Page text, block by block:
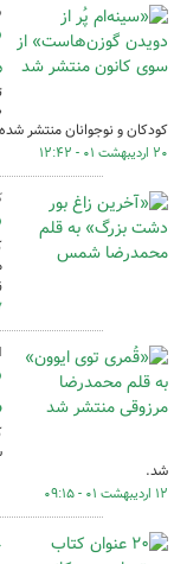
کودکان و نوجوانان منتشر
۲۰ اردیبهشت ۰۱ - ۱۲:۴۲
۱۷
شد.
۱۲ اردیبهشت ۰۱ - ۰۹:۱۵
۲۰